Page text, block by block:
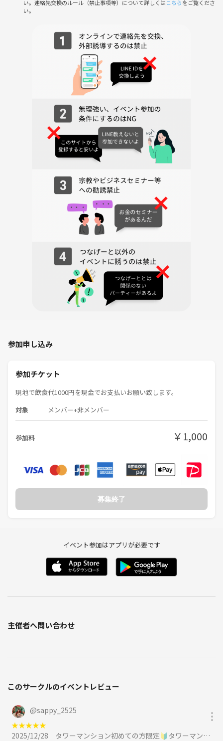
⭐︎インフルエンサーやインスタグラマーを目指していて、映え写真が撮
今回は募集条件がございます。
下記に当てはまる方のみ参加ボタンを押してください。
募集条件に満たない方はご参加を取り消しさせて頂きます。
⭐︎宮迫博之さんのファンであること
⭐︎20代、30代前半の女性の方
⭐︎Xやインスタなどでアクティブなアカウントをお持ちの方、または今
後Xやインスタを伸ばして行きたい方、できればフォロワーが100人以上
⭐︎当イベントの様子を各自のSNSにアップしてくださる方
⭐︎インスタグラマー、インフルエンサーなどを目指されている方
⭐︎絶対に前日キャンセル、または当日キャンセルをしない方🈲
以上となります。
📅日程📅
※19時10分までに渋谷の指定のお待ち合わせ場所で待ち合わせをお願い
こちらのイベントは前日キャンセルまたは当日キャンセル不可となって
日前までのキャンセルしか受付いたしませんのでご了承ください
い。連絡先交換のルール（禁止事項等）について詳しくはこちらをご覧くださ
い。
参加申し込み
参加チケット
現地で飲食代1000円を現金でお支払いお願い致します。
対象 メンバー+非メンバー
参加料 ￥1,000
募集終了
イベント参加はアプリが必要です
主催者へ問い合わせ
このサークルのイベントレビュー
@sappy_2525
★★★★★
2025/12/28
タワーマンション初めての方限定🔰タワーマンションクリスマス会忘年会‼️カラオケ🎤もできます 散歩ゆる散歩ボードゲームに参加